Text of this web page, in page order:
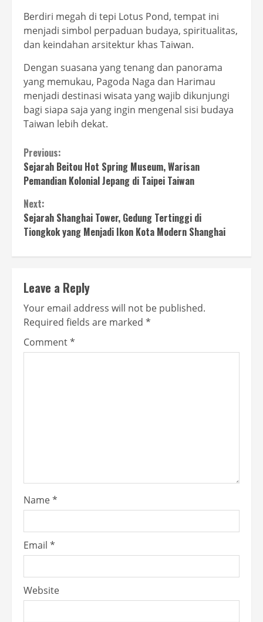
Berdiri megah di tepi Lotus Pond, tempat ini
menjadi simbol perpaduan budaya, spiritualitas,
dan keindahan arsitektur khas Taiwan.
Dengan suasana yang tenang dan panorama
yang memukau, Pagoda Naga dan Harimau
menjadi destinasi wisata yang wajib dikunjungi
bagi siapa saja yang ingin mengenal sisi budaya
Taiwan lebih dekat.
Continue
Reading
Previous:
Sejarah Beitou Hot Spring Museum, Warisan
Pemandian Kolonial Jepang di Taipei Taiwan
Next:
Sejarah Shanghai Tower, Gedung Tertinggi di
Tiongkok yang Menjadi Ikon Kota Modern Shanghai
Leave a Reply
Your email address will not be published.
Required fields are marked *
Comment*
Name*
Email *
Website